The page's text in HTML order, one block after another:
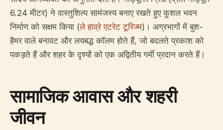
6.24 मीटर) ने वास्तुशिल्प सामंजस्य बनाए रखते हुए कुशल भवन
निर्माण को सक्षम किया (ले हाव्रे एटरेट टूरिज्म)। अग्रभागों में बुश-
हैमर वाले बनावट और लयबद्ध कॉलम होते हैं, जो बदलते प्रकाश को
पकड़ते हैं और शहर के दृश्यों को एक अद्वितीय गर्मी प्रदान करते हैं।
सामाजिक आवास और शहरी
जीवन